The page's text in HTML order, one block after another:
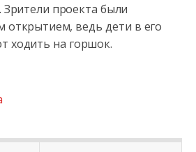
проекта были
ведь дети в его
ходить на горшок.